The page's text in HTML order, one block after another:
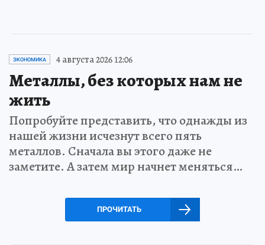
ЭКОНОМИКА 4 августа 2026 12:06
Металлы, без которых нам не
жить
Попробуйте представить, что однажды из
нашей жизни исчезнут всего пять
металлов. Сначала вы этого даже не
заметите. А затем мир начнет меняться…
ПРОЧИТАТЬ